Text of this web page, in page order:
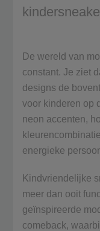
De wereld van
constant. Je ziet
designs de
voor kinderen op
neon accenten,
energieke
Kindvriendelijke
meer dan ooit
geïnspireerde
comeback,